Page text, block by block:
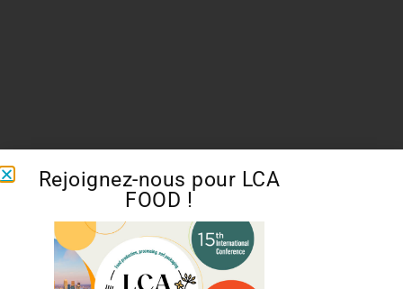
Rejoignez-nous pour LCA
FOOD !